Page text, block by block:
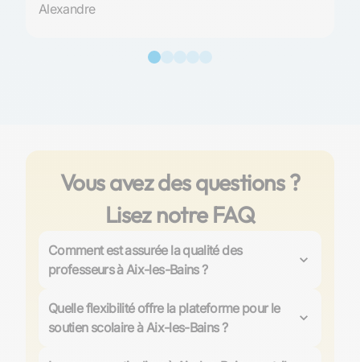
Alexandre
Vous avez des questions ?
Lisez notre FAQ
Comment est assurée la qualité des
professeurs à Aix-les-Bains ?
les-Bains est une priorité absolue. Plus de 4000
professeurs, majoritairement issus des meilleurs
établissements, sont rigoureusement sélectionnés et
Quelle flexibilité offre la plateforme pour le
soutien scolaire à Aix-les-Bains ?